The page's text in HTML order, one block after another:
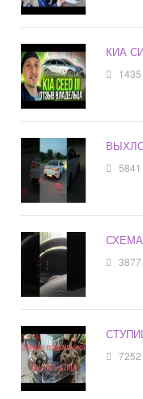
КИА
1435
5841
3877
7252